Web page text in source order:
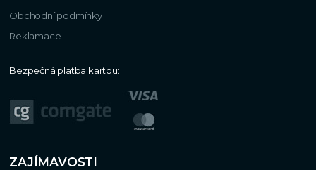
Obchodní podmínky
Reklamace
Bezpečná platba kartou:
ZAJÍMAVOSTI